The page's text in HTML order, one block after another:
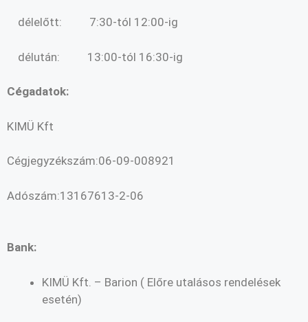
délelőtt: 7:30-tól 12:00-ig
délután: 13:00-tól 16:30-ig
Cégadatok:
KIMÜ Kft
Cégjegyzékszám:06-09-008921
Adószám:13167613-2-06
Bank:
KIMÜ Kft. – Barion ( Előre utalásos rendelések
esetén)